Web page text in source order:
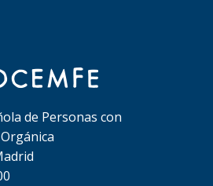
de Personas con